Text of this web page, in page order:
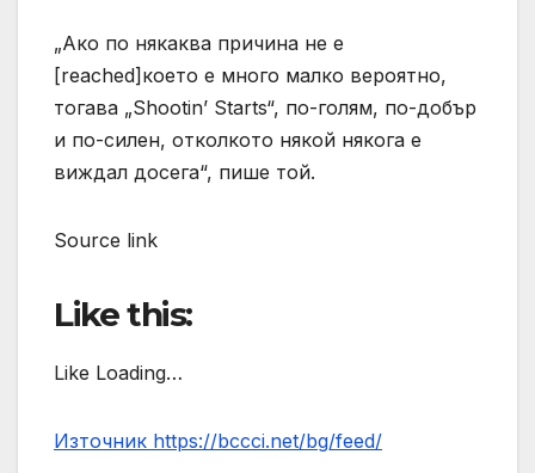
„Ако по някаква причина не е
[reached]което е много малко вероятно,
тогава „Shootin’ Starts“, по-голям, по-добър
и по-силен, отколкото някой някога е
виждал досега“, пише той.
Source link
Like this:
Like Loading…
Източник https://bccci.net/bg/feed/